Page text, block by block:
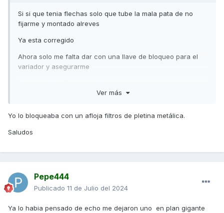
Si si que tenia flechas solo que tube la mala pata de no
fijarme y montado alreves
Ya esta corregido
Ahora solo me falta dar con una llave de bloqueo para el
variador y asegurarme
para hacer un apriete rapido
tiene
Muchas gracias
Ver más
Yo lo bloqueaba con un afloja filtros de pletina metálica.
Saludos
Pepe444
Publicado 11 de Julio del 2024
Ya lo habia pensado de echo me dejaron uno en plan gigante